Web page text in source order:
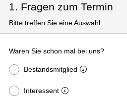
1. Fragen zum Termin
Bitte treffen Sie eine Auswahl:
Waren Sie schon mal bei uns?
Bestandsmitglied
Interessent